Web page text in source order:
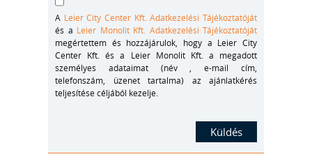
A Leier City Center Kft. Adatkezelési Tájékoztatóját
és a Leier Monolit Kft. Adatkezelési Tájékoztatóját
megértettem és hozzájárulok, hogy a Leier City
Center Kft. és a Leier Monolit Kft. a megadott
személyes adataimat (név , e-mail cím,
telefonszám, üzenet tartalma) az ajánlatkérés
teljesítése céljából kezelje.